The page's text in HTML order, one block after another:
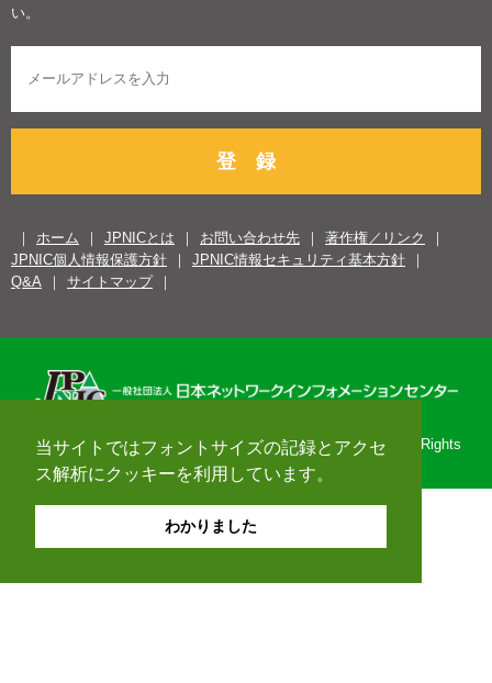
当サイトではフォントサイズの記録とアクセ
ス解析にクッキーを利用しています。
わかりました
い。
登 録
ホーム JPNICとは お問い合わせ先
著作権／リンク
JPNIC個人情報保護方針
JPNIC情報セキュリティ基本方針
Q&A
サイトマップ
Copyright© 1996-2026 Japan Network Information Center. All Rights
Reserved.